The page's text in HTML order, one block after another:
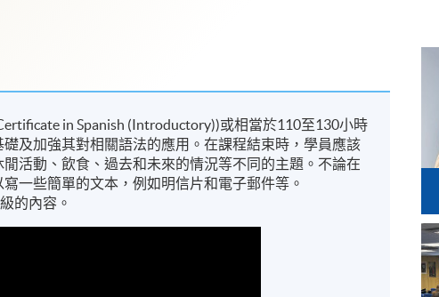
in Spanish (Introductory))或相當於110至130小時
及加強其對相關語法的應用。在課程結束時，學員應該
活動、飲食、過去和未來的情況等不同的主題。不論在
一些簡單的文本，例如明信片和電子郵件等。
的內容。